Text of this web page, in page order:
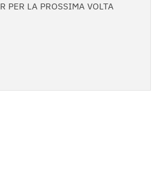
PER LA PROSSIMA VOLTA